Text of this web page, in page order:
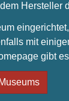
Hersteller
mit
gibt